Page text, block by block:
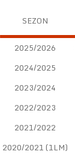
SEZON
2025/2026
2024/2025
2023/2024
2022/2023
2021/2022
2020/2021 (1LM)